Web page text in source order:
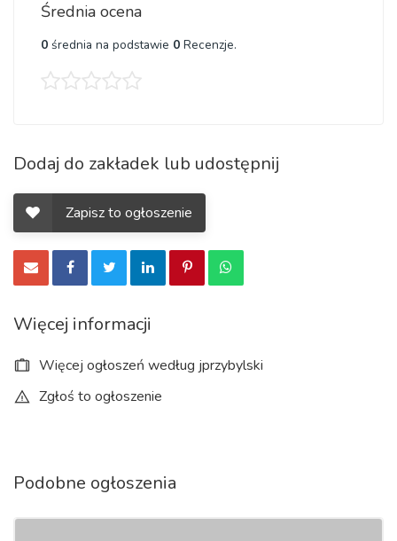
Średnia ocena
0 średnia na podstawie 0 Recenzje.
Dodaj do zakładek lub udostępnij
Zapisz to ogłoszenie
Więcej informacji
Więcej ogłoszeń według jprzybylski
Zgłoś to ogłoszenie
Podobne ogłoszenia